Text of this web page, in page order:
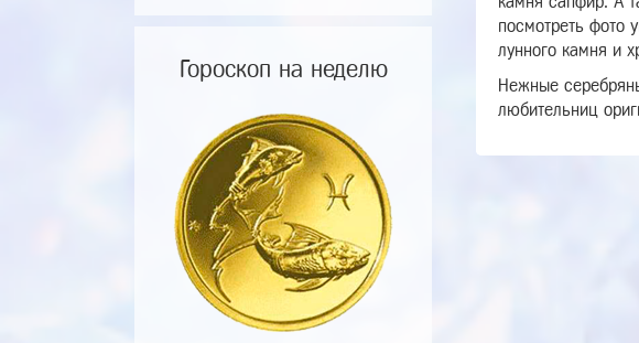
Гороскоп на неделю
посмотреть фото
лунного камня и
Нежные
любительниц